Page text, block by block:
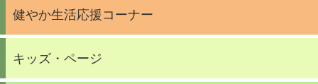
健やか生活応援コーナー
キッズ・ページ